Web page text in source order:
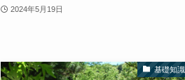
2024年5月19日
基礎知識